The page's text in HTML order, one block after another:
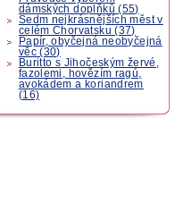
dámských doplňků (55)
Sedm nejkrásnějších měst v
celém Chorvatsku (37)
Papír, obyčejná neobyčejná
věc (30)
Buritto s Jihočeským žervé,
fazolemi, hovězím ragú,
avokádem a koriandrem
(16)